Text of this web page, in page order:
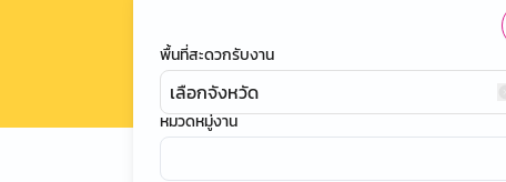
พื้นที่สะดวกรับงาน
เลือกจังหวัด
หมวดหมู่งาน